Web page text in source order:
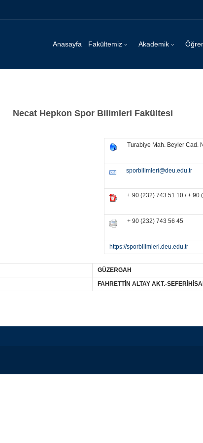
Anasayfa Fakültemiz Akademik
Necat Hepkon Spor Bilimleri Fakültesi
Turabiye Mah. Beyler Cad.
sporbilimleri@deu.edu.tr
+ 90 (232) 743 51 10 / + 90
+ 90 (232) 743 56 45
https://sporbilimleri.deu.edu.tr
GÜZERGAH
FAHRETTİN ALTAY AKT.-